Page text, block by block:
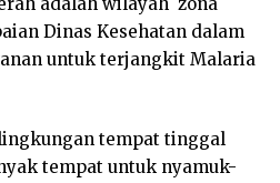
Dinas Kesehatan dalam
untuk terjangkit Malaria
tempat tinggal
tempat untuk nyamuk-